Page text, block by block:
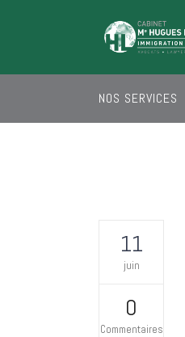
NOS SERVICES
11
juin
0
Commentaires